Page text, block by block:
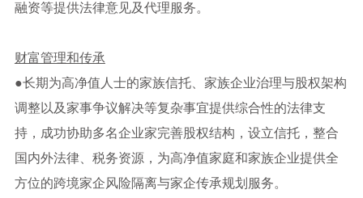
融资等提供法律意见及代理服务。
财富管理和传承
●长期为高净值人士的家族信托、家族企业治理与股权架构
调整以及家事争议解决等复杂事宜提供综合性的法律支
持，成功协助多名企业家完善股权结构，设立信托，整合
国内外法律、税务资源，为高净值家庭和家族企业提供全
方位的跨境家企风险隔离与家企传承规划服务。